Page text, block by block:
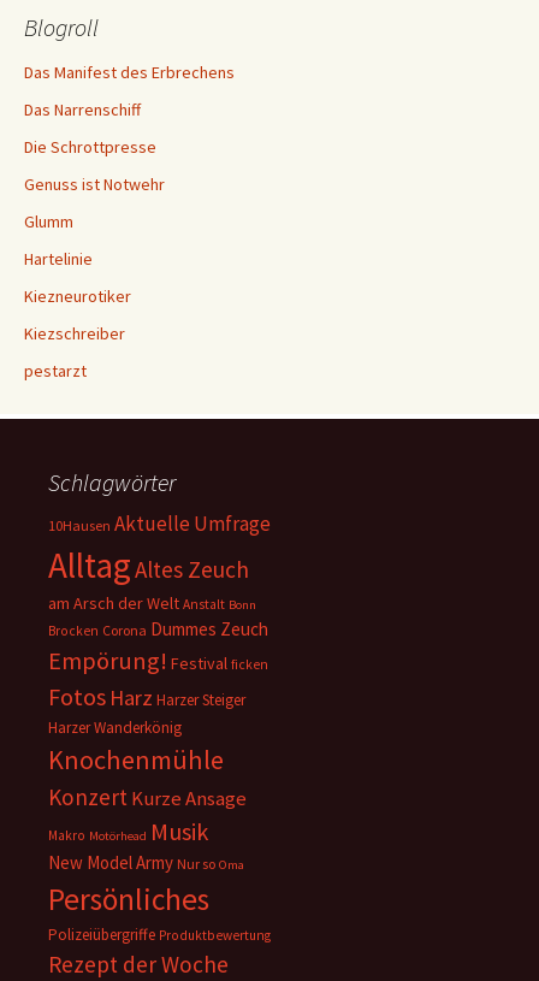
Blogroll
Das Manifest des Erbrechens
Das Narrenschiff
Die Schrottpresse
Genuss ist Notwehr
Glumm
Hartelinie
Kiezneurotiker
Kiezschreiber
pestarzt
Schlagwörter
10Hausen Aktuelle Umfrage
AlltagAltes Zeuch
am Arsch der Welt Anstalt Bonn
Brocken Corona Dummes Zeuch
Empörung! Festival ficken
Fotos Harz Harzer Steiger
Harzer Wanderkönig
Knochenmühle
KonzertKurze Ansage
Makro Motörhead Musik
New Model Army Nur so Oma
Persönliches
Polizeiübergriffe Produktbewertung
Rezept der Woche